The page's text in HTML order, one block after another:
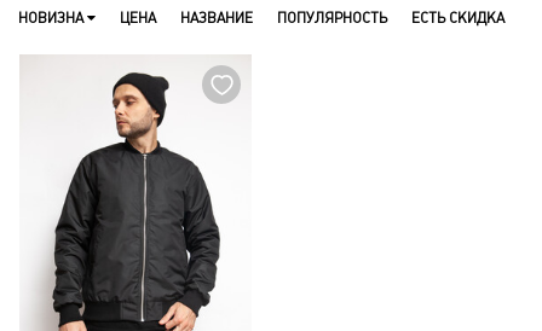
НОВИЗНА ЦЕНА НАЗВАНИЕ ПОПУЛЯРНОСТЬ ЕСТЬ СКИДКА